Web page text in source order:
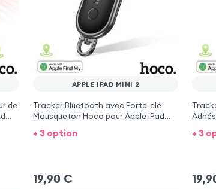
de
APPLE IPAD MINI 2
Tracker Bluetooth avec Porte-clé
Mousqueton Hoco pour Apple iPad
+ 3 option
19,90 €
+ 3